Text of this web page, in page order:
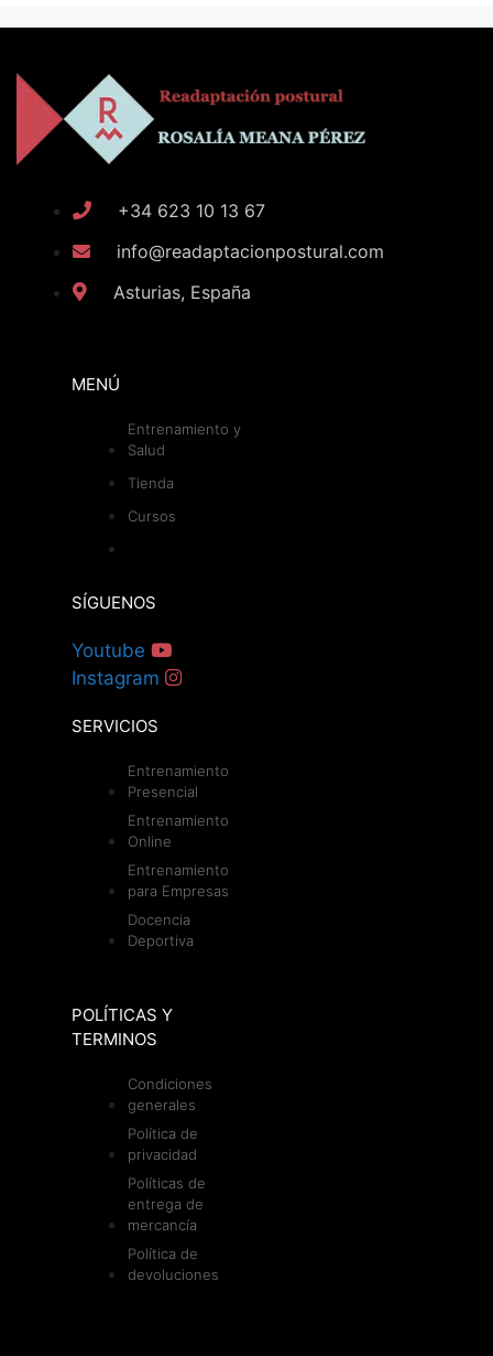
+34 623 10 13 67
info@readaptacionpostural.com
Asturias, España
MENÚ
Entrenamiento y
Salud
Tienda
Cursos
SÍGUENOS
Youtube
Instagram
SERVICIOS
Entrenamiento
Presencial
Entrenamiento
Online
Entrenamiento
para Empresas
Docencia
Deportiva
POLÍTICAS Y
TERMINOS
Condiciones
generales
Política de
privacidad
Políticas de
entrega de
mercancía
Política de
devoluciones